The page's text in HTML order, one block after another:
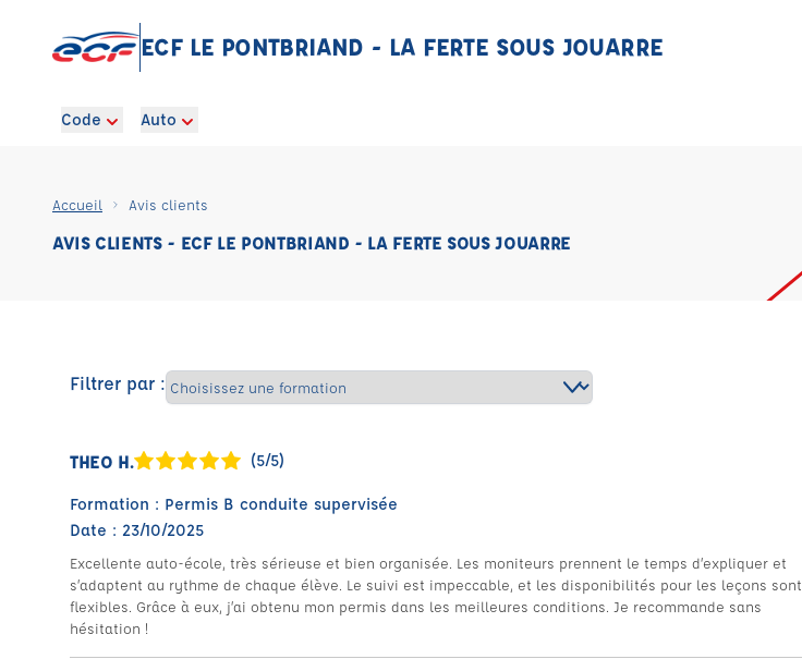
ECF LE PONTBRIAND - LA FERTE SOUS JOUARRE
Code Auto
Accueil Avis clients
AVIS CLIENTS - ECF LE PONTBRIAND - LA FERTE SOUS JOUARRE
Filtrer par :
THEO H. (5/5)
Formation : Permis B conduite supervisée
Date : 23/10/2025
Excellente auto-école, très sérieuse et bien organisée. Les moniteurs prennent le temps d’expliquer et
s’adaptent au rythme de chaque élève. Le suivi est impeccable, et les disponibilités pour les leçons sont
flexibles. Grâce à eux, j’ai obtenu mon permis dans les meilleures conditions. Je recommande sans
hésitation !